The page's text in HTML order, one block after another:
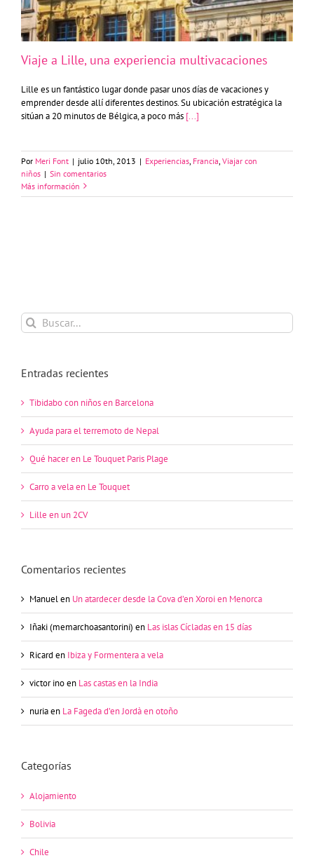
Viaje a Lille, una experiencia multivacaciones
Lille es un fantástico lugar donde pasar unos días de vacaciones y
emprender desde allí diferentes destinos. Su ubicación estratégica la
sitúan a 20 minutos de Bélgica, a poco más [...]
Por Meri Font | julio 10th, 2013 | Experiencias Francia Viajar con
niños | Sin comentarios
Más información
Buscar:
Entradas recientes
Tibidabo con niños en Barcelona
Ayuda para el terremoto de Nepal
Qué hacer en Le Touquet Paris Plage
Carro a vela en Le Touquet
Lille en un 2CV
Comentarios recientes
Manuelen Un atardecer desde la Cova d’en Xoroi en Menorca
Iñaki (memarchoasantorini) en Las islas Cícladas en 15 días
Ricard en Ibiza y Formentera a vela
victor inoen Las castas en la India
nuriaen La Fageda d’en Jordà en otoño
Categorías
Alojamiento
Bolivia
Chile